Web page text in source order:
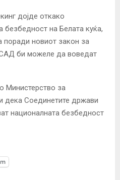
дојде откако
безбедност на Белата куќа,
поради новиот закон за
би можеле да воведат
Министерство за
дека Соединетите држави
националната безбедност